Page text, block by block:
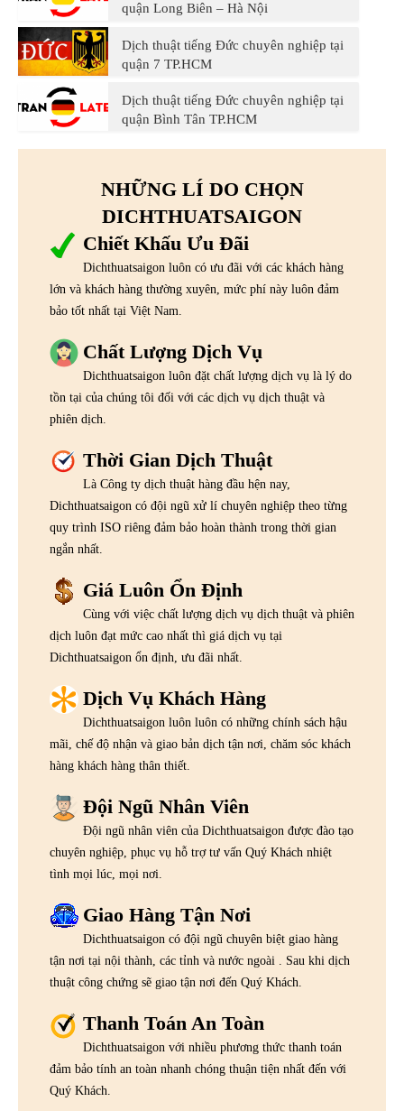
quận Long Biên – Hà Nội
Dịch thuật tiếng Đức chuyên nghiệp tại
quận 7 TP.HCM
Dịch thuật tiếng Đức chuyên nghiệp tại
quận Bình Tân TP.HCM
NHỮNG LÍ DO CHỌN
DICHTHUATSAIGON
Chiết Khấu Ưu Đãi
Dichthuatsaigon luôn có ưu đãi với các khách hàng
lớn và khách hàng thường xuyên, mức phí này luôn đảm
bảo tốt nhất tại Việt Nam.
Chất Lượng Dịch Vụ
Dichthuatsaigon luôn đặt chất lượng dịch vụ là lý do
tồn tại của chúng tôi đối với các dịch vụ dịch thuật và
phiên dịch.
Thời Gian Dịch Thuật
Là Công ty dịch thuật hàng đầu hện nay,
Dichthuatsaigon có đội ngũ xử lí chuyên nghiệp theo từng
quy trình ISO riêng đảm bảo hoàn thành trong thời gian
ngắn nhất.
Giá Luôn Ổn Định
Cùng với việc chất lượng dịch vụ dịch thuật và phiên
dịch luôn đạt mức cao nhất thì giá dịch vụ tại
Dichthuatsaigon ổn định, ưu đãi nhất.
Dịch Vụ Khách Hàng
Dichthuatsaigon luôn luôn có những chính sách hậu
mãi, chế độ nhận và giao bản dịch tận nơi, chăm sóc khách
hàng khách hàng thân thiết.
Đội Ngũ Nhân Viên
Đội ngũ nhân viên của Dichthuatsaigon được đào tạo
chuyên nghiệp, phục vụ hỗ trợ tư vấn Quý Khách nhiệt
tình mọi lúc, mọi nơi.
Giao Hàng Tận Nơi
Dichthuatsaigon có đội ngũ chuyên biệt giao hàng
tận nơi tại nội thành, các tỉnh và nước ngoài . Sau khi dịch
thuật công chứng sẽ giao tận nơi đến Quý Khách.
Thanh Toán An Toàn
Dichthuatsaigon với nhiều phương thức thanh toán
đảm bảo tính an toàn nhanh chóng thuận tiện nhất đến với
Quý Khách.